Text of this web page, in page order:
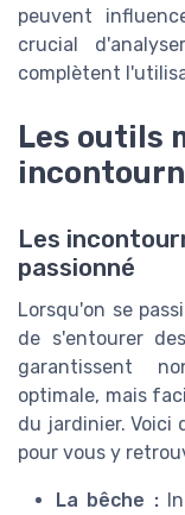
peuvent
crucial
complètent
Les outils
Les
passionné
Lorsqu'on se
de s'entourer
garantissent
optimale, mais
du jardinier. Voici
pour vous y
La bêche :